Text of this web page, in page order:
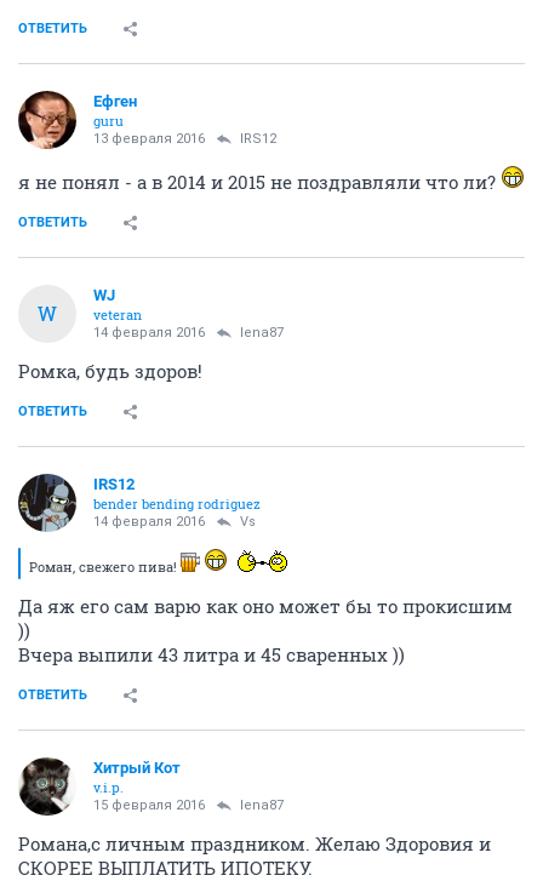
ОТВЕТИТЬ
Ефген
guru
13 февраля 2016 IRS12
я не понял - а в 2014 и 2015 не поздравляли что ли?
ОТВЕТИТЬ
W
WJ
veteran
14 февраля 2016 lena87
Ромка, будь здоров!
ОТВЕТИТЬ
IRS12
bender bending rodriguez
14 февраля 2016 Vs
Роман, свежего пива!
Да яж его сам варю как оно может бы то прокисшим
))
Вчера выпили 43 литра и 45 сваренных ))
ОТВЕТИТЬ
Хитрый Кот
v.i.p.
15 февраля 2016 lena87
Романа,с личным праздником. Желаю Здоровия и
СКОРЕЕ ВЫПЛАТИТЬ ИПОТЕКУ.